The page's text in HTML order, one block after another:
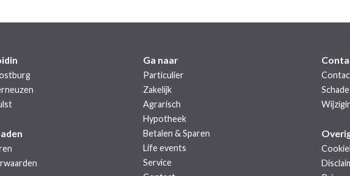
Ga naar
Particulier
Zakelijk
Agrarisch
Hypotheek
Betalen & Sparen
Life events
Service